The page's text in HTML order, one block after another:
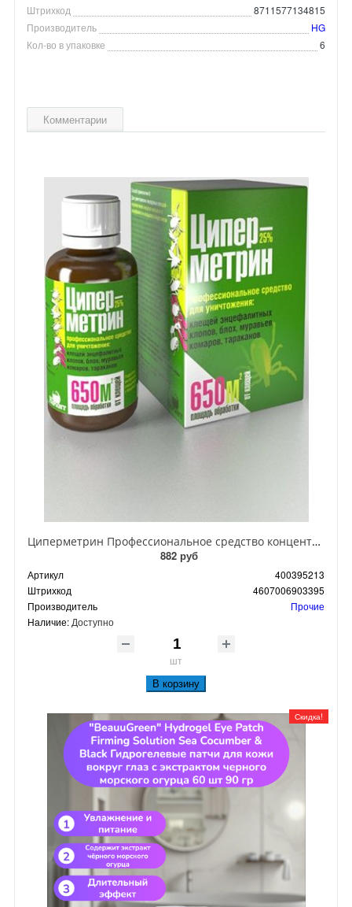
Штрихкод
8711577134815
Производитель
HG
Кол-во в упаковке
6
Комментарии
Циперметрин Профессиональное средство концентрат эмульсии 25% для уничтожения тараканов, мух,комаров, блох, клопов, муравьев, ос 50 мл
882 руб
Артикул
400395213
Штрихкод
4607006903395
Производитель
Прочие
Наличие: Доступно
шт
В корзину
Скидка!